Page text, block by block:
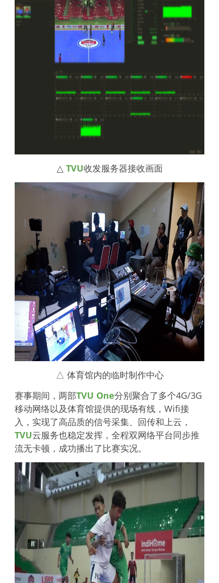
△ TVU收发服务器接收画面
△ 体育馆内的临时制作中心
赛事期间，两部TVU One分别聚合了多个4G/3G
移动网络以及体育馆提供的现场有线，Wifi接
入，实现了高品质的信号采集、回传和上云，
TVU云服务也稳定发挥，全程双网络平台同步推
流无卡顿，成功播出了比赛实况。